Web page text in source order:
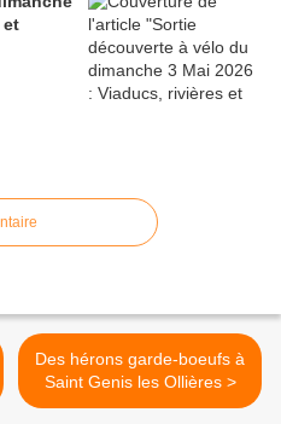
et
Des hérons garde-boeufs à
Saint Genis les Ollières >